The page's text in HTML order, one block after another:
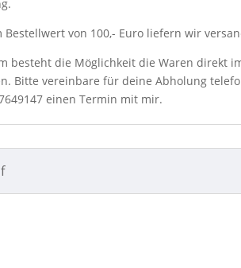
Bestellwert von 100,- Euro liefern wir
besteht die Möglichkeit die Waren direkt
Bitte vereinbare für deine Abholung
einen Termin mit mir.